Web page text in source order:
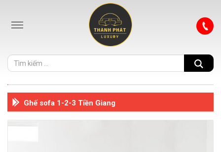
Ghế sofa 1-2-3 Tiền Giang